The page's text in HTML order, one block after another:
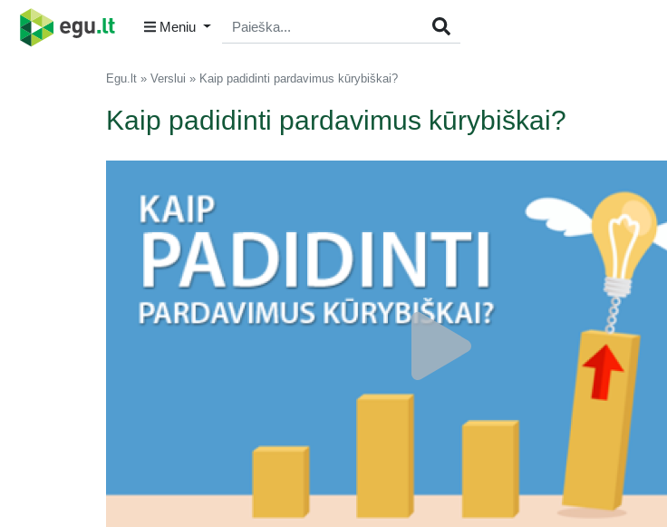
Meniu
Egu.lt Verslui Kaip padidinti pardavimus kūrybiškai?
Kaip padidinti pardavimus kūrybiškai?